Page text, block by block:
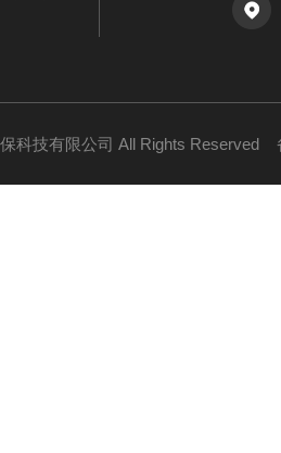
科技有限公司 All Rights Reserved